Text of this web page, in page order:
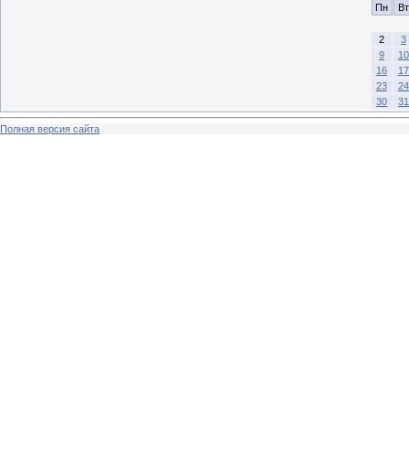
Пн
Вт
2
3
9
10
16
17
23
24
30
31
Полная версия сайта